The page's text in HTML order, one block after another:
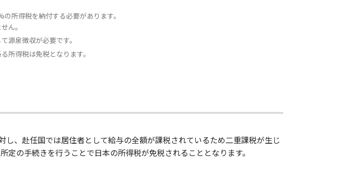
所得税を納付する必要があります。
ん。
源泉徴収が必要です。
所得税は免税となります。
、赴任国では居住者として給与の全額が課税されているため二重課税が生じ
の手続きを行うことで日本の所得税が免税されることとなります。